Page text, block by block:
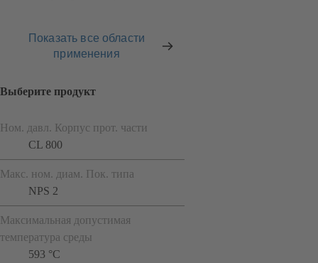
Показать все области
применения
Выберите продукт
Ном. давл. Корпус прот. части
CL 800
Макс. ном. диам. Пок. типа
NPS 2
Максимальная допустимая
температура среды
593 °C